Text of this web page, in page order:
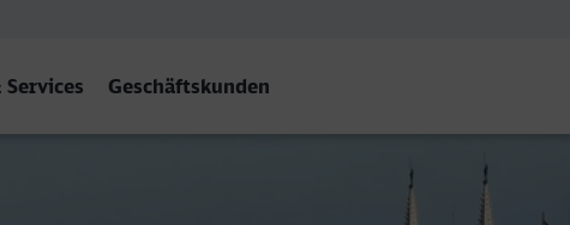
Geschäftskunden